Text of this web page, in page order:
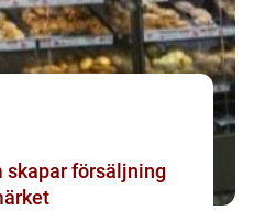
skapar försäljning